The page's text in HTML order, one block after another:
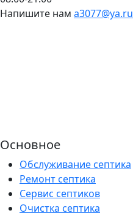
Напишите нам a3077@ya.ru
Основное
Обслуживание септика
Ремонт септика
Сервис септиков
Очистка септика